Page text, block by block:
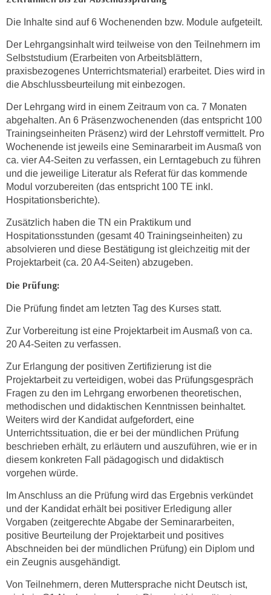
Die Inhalte sind auf 6 Wochenenden bzw. Module aufgeteilt.
Der Lehrgangsinhalt wird teilweise von den Teilnehmern im
Selbststudium (Erarbeiten von Arbeitsblättern,
praxisbezogenes Unterrichtsmaterial) erarbeitet. Dies wird in
die Abschlussbeurteilung mit einbezogen.
Der Lehrgang wird in einem Zeitraum von ca. 7 Monaten
abgehalten. An 6 Präsenzwochenenden (das entspricht 100
Trainingseinheiten Präsenz) wird der Lehrstoff vermittelt. Pro
Wochenende ist jeweils eine Seminararbeit im Ausmaß von
ca. vier A4-Seiten zu verfassen, ein Lerntagebuch zu führen
und die jeweilige Literatur als Referat für das kommende
Modul vorzubereiten (das entspricht 100 TE inkl.
Hospitationsberichte).
Zusätzlich haben die TN ein Praktikum und
Hospitationsstunden (gesamt 40 Trainingseinheiten) zu
absolvieren und diese Bestätigung ist gleichzeitig mit der
Projektarbeit (ca. 20 A4-Seiten) abzugeben.
Die Prüfung:
Die Prüfung findet am letzten Tag des Kurses statt.
Zur Vorbereitung ist eine Projektarbeit im Ausmaß von ca.
20 A4-Seiten zu verfassen.
Zur Erlangung der positiven Zertifizierung ist die
Projektarbeit zu verteidigen, wobei das Prüfungsgespräch
Fragen zu den im Lehrgang erworbenen theoretischen,
methodischen und didaktischen Kenntnissen beinhaltet.
Weiters wird der Kandidat aufgefordert, eine
Unterrichtssituation, die er bei der mündlichen Prüfung
beschrieben erhält, zu erläutern und auszuführen, wie er in
diesem konkreten Fall pädagogisch und didaktisch
vorgehen würde.
Im Anschluss an die Prüfung wird das Ergebnis verkündet
und der Kandidat erhält bei positiver Erledigung aller
Vorgaben (zeitgerechte Abgabe der Seminararbeiten,
positive Beurteilung der Projektarbeit und positives
Abschneiden bei der mündlichen Prüfung) ein Diplom und
ein Zeugnis ausgehändigt.
Von Teilnehmern, deren Muttersprache nicht Deutsch ist,
u
m
u
r
j
e
n
e
C
o
o
k
i
s
z
u
z
a
s
n
,
d
i
e
S
e
u
s
w
ä
e